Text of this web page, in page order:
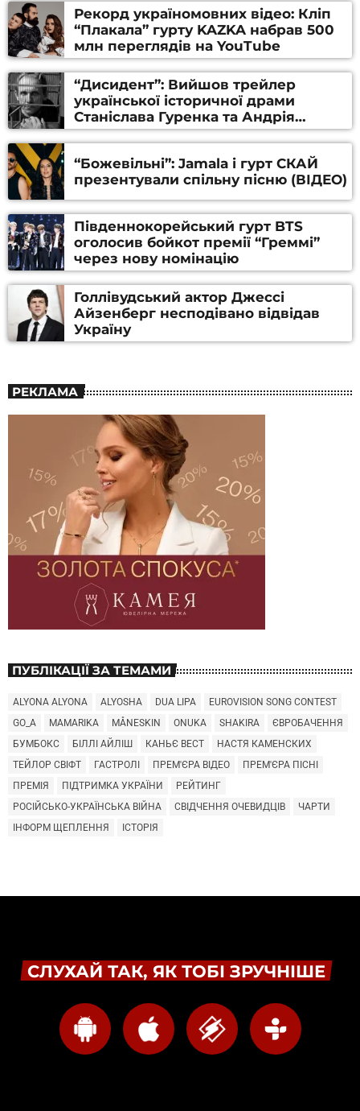
Рекорд україномовних відео: Кліп
“Плакала” гурту KAZKA набрав 500
млн переглядів на YouTube
“Дисидент”: Вийшов трейлер
української історичної драми
Станіслава Гуренка та Андрія
Алфьорова (ВІДЕО)
“Божевільні”: Jamala і гурт СКАЙ
презентували спільну пісню (ВІДЕО)
Південнокорейський гурт BTS
оголосив бойкот премії “Греммі”
через нову номінацію
Голлівудський актор Джессі
Айзенберг несподівано відвідав
Україну
РЕКЛАМА
ПУБЛІКАЦІЇ ЗА ТЕМАМИ
ALYONA ALYONA ALYOSHA DUA LIPA
EUROVISION SONG CONTEST
GO_A
MAMARIKA MÅNESKIN ONUKA SHAKIRA
ЄВРОБАЧЕННЯ
БУМБОКС
БІЛЛІ АЙЛІШ КАНЬЄ ВЕСТ
НАСТЯ КАМЕНСКИХ
ТЕЙЛОР СВІФТ
ГАСТРОЛІ ПРЕМ'ЄРА ВІДЕО
ПРЕМ'ЄРА ПІСНІ
ПРЕМІЯ
ПІДТРИМКА УКРАЇНИ
РЕЙТИНГ
РОСІЙСЬКО-УКРАЇНСЬКА ВІЙНА
СВІДЧЕННЯ ОЧЕВИДЦІВ
ЧАРТИ
ІНФОРМ ЩЕПЛЕННЯ
ІСТОРІЯ
СЛУХАЙ ТАК, ЯК ТОБІ ЗРУЧНІШЕ